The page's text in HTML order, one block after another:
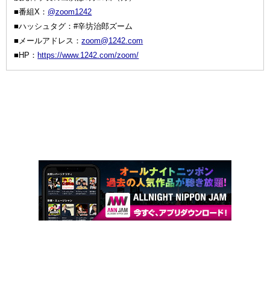
■番組X： @zoom1242
■ハッシュタグ：#辛坊治郎ズーム
■メールアドレス：zoom@1242.com
■HP： https://www.1242.com/zoom/